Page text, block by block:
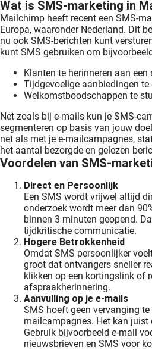
Wat is SMS-marketing in
Mailchimp heeft recent een SMS-
Europa, waaronder Nederland. Dit
nu ook SMS-berichten kunt
kunt SMS gebruiken om
Klanten te herinneren aan
Tijdgevoelige aanbiedingen te
Welkomstboodschappen te
Net zoals bij e-mails kun je SMS-
segmenteren op basis van jouw
net als met je e-mailcampagnes,
het aantal bezorgde en gelezen
Voordelen van SMS-
Direct en Persoonlijk
Een SMS wordt vrijwel altijd
onderzoek wordt meer dan
binnen 3 minuten geopend.
tijdkritische communicatie.
Hogere Betrokkenheid
Omdat SMS persoonlijker
groot dat ontvangers sneller
klikken op een kortingslink of
afspraakherinnering.
Aanvulling op je e-mails
SMS hoeft geen vervanging te
mailcampagnes. Het kan juist
Gebruik bijvoorbeeld e-mail
nieuwsbrieven en SMS voor